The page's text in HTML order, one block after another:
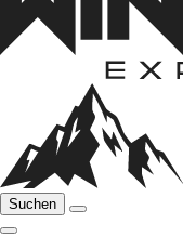
Suchen